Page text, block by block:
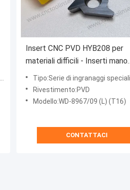
Insert CNC PVD HYB208 per
materiali difficili - Inserti mano
sinistra WD-8967/09 (L) (T16)
Tipo:Serie di ingranaggi speciali
Rivestimento:PVD
Modello:WD-8967/09 (L) (T16)
CONTATTACI